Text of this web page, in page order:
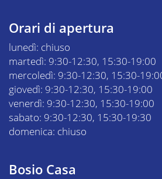
Orari di apertura
lunedì: chiuso
martedì: 9:30-12:30, 15:30-19:00
mercoledì: 9:30-12:30, 15:30-
giovedì: 9:30-12:30, 15:30-19:00
venerdì: 9:30-12:30, 15:30-19:00
sabato: 9:30-12:30, 15:30-19:30
domenica: chiuso
Bosio Casa